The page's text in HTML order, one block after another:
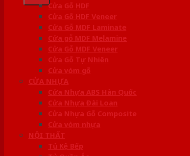
Cửa Gỗ HDF
Cửa Gỗ HDF Veneer
Cửa Gỗ MDF Laminate
Cửa gỗ MDF Melamine
Cửa Gỗ MDF Veneer
Cửa Gỗ Tự Nhiên
Cửa vòm gỗ
CỬA NHỰA
Cửa Nhựa ABS Hàn Quốc
Cửa Nhựa Đài Loan
Cửa Nhựa Gỗ Composite
Cửa vòm nhựa
NỘI THẤT
Tủ Kệ Bếp